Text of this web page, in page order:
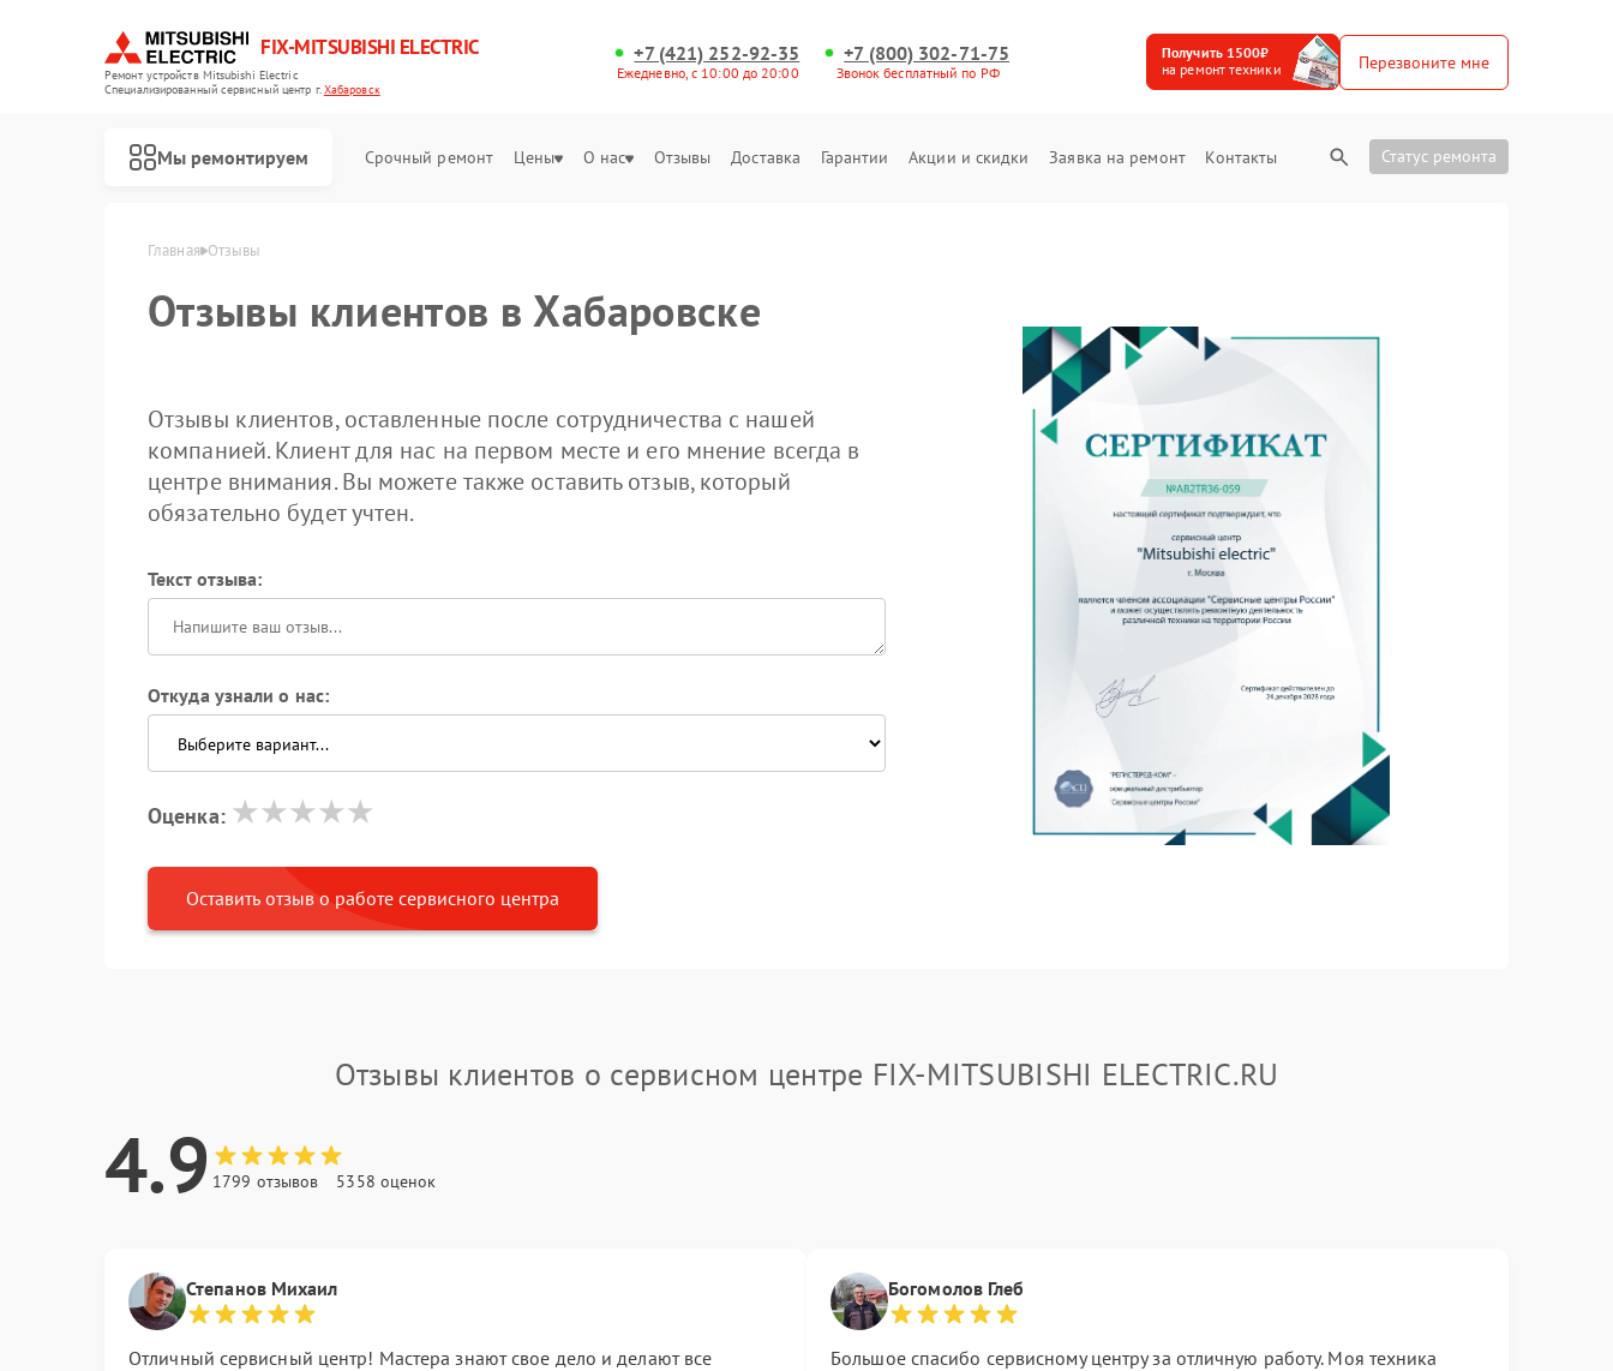
FIX-MITSUBISHI ELECTRIC
Ремонт устройств Mitsubishi Electric
Специализированный cервисный центр г.Хабаровск
+7 (421) 252-92-35
Ежедневно, с 10:00 до 20:00
+7 (800) 302-71-75
Звонок бесплатный по РФ
Получить 1500₽
на ремонт техники
Перезвоните мне
Мы ремонтируем Срочный ремонт Цены О нас Отзывы Доставка Гарантии Акции и скидки Заявка на ремонт Контакты Статус ремонта
Главная Отзывы
Отзывы клиентов в Хабаровске
Отзывы клиентов, оставленные после сотрудничества с нашей
компанией. Клиент для нас на первом месте и его мнение всегда в
центре внимания. Вы можете также оставить отзыв, который
обязательно будет учтен.
Текст отзыва:
Откуда узнали о нас:
Оценка:
Оставить отзыв о работе сервисного центра
Отзывы клиентов о сервисном центре FIX-MITSUBISHI ELECTRIC.RU
4.9 1799 отзывов 5358 оценок
Степанов Михаил
Отличный сервисный центр! Мастера знают свое дело и делают все
Богомолов Глеб
Большое спасибо сервисному центру за отличную работу. Моя техника